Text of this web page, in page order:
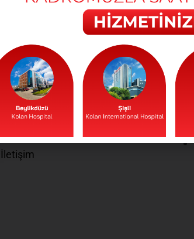
Kalite Yönetim Sistemi
Misyon, Vizyon, Değerlerimiz
Hizmet ve Kalite Belgelerimiz
Hasta Hakları Yönetim Sistemi
Medya
İnsan Kaynakları
Anlaşmalı Kurumlar
Gebe Okulu
İletişim